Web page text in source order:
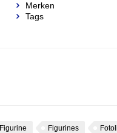
Merken
Tags
Figurine Figurines